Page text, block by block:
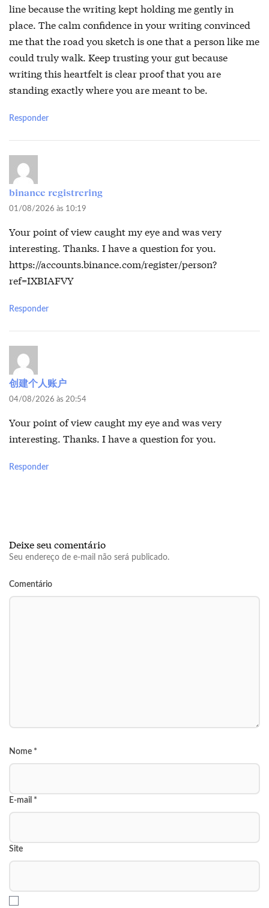
line because the writing kept holding me gently in
place. The calm confidence in your writing convinced
me that the road you sketch is one that a person like me
could truly walk. Keep trusting your gut because
writing this heartfelt is clear proof that you are
standing exactly where you are meant to be.
Responder
binance registrering
01/08/2026 às 10:19
Your point of view caught my eye and was very
interesting. Thanks. I have a question for you.
https://accounts.binance.com/register/person?
ref=IXBIAFVY
Responder
创建个人账户
04/08/2026 às 20:54
Your point of view caught my eye and was very
interesting. Thanks. I have a question for you.
Responder
Deixe seu comentário
Seu endereço de e-mail não será publicado.
Comentário
Nome *
E-mail *
Site